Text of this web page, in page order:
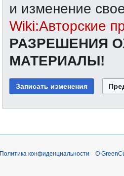
и изменение
Wiki:Авторские
РАЗРЕШЕНИЯ
МАТЕРИАЛЫ!
Политика конфиденциальности О